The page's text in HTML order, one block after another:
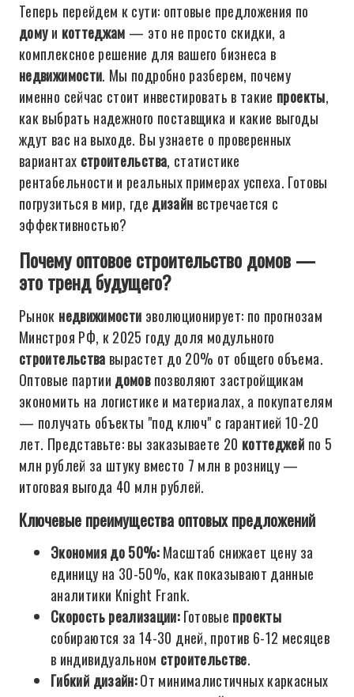
Теперь перейдем к сути: оптовые предложения по
домуи коттеджам — это не просто скидки, а
комплексное решение для вашего бизнеса в
недвижимости. Мы подробно разберем, почему
именно сейчас стоит инвестировать в такие проекты,
как выбрать надежного поставщика и какие выгоды
ждут вас на выходе. Вы узнаете о проверенных
вариантах строительства, статистике
рентабельности и реальных примерах успеха. Готовы
погрузиться в мир, где дизайн встречается с
эффективностью?
Почему оптовое строительство домов —
это тренд будущего?
Рынок недвижимости эволюционирует: по прогнозам
Минстроя РФ, к 2025 году доля модульного
строительства вырастет до 20% от общего объема.
Оптовые партии домовпозволяют застройщикам
экономить на логистике и материалах, а покупателям
— получать объекты "под ключ" с гарантией 10-20
лет. Представьте: вы заказываете 20 коттеджей по 5
млн рублей за штуку вместо 7 млн в розницу —
итоговая выгода 40 млн рублей.
Ключевые преимущества оптовых предложений
Экономия до 50%:Масштаб снижает цену за
единицу на 30-50%, как показывают данные
аналитики Knight Frank.
Скорость реализации:Готовые проекты
собираются за 14-30 дней, против 6-12 месяцев
в индивидуальном строительстве.
Гибкий дизайн:От минималистичных каркасных